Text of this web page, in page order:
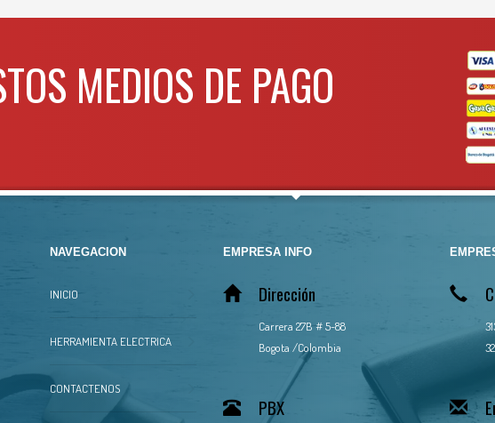
MEDIOS DE PAGO
NAVEGACION
INICIO
HERRAMIENTA ELECTRICA
CONTACTENOS
EMPRESA INFO
Dirección
Carrera 27B # 5-88
Bogota /Colombia
PBX